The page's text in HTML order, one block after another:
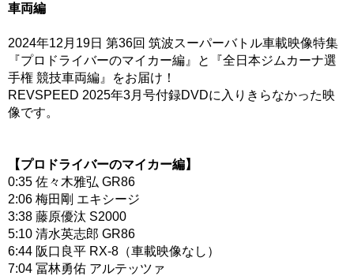
車両編
2024年12月19日 第36回 筑波スーパーバトル車載映像特集
『プロドライバーのマイカー編』と『全日本ジムカーナ選
手権 競技車両編』をお届け！
REVSPEED 2025年3月号付録DVDに入りきらなかった映
像です。
【プロドライバーのマイカー編】
0:35 佐々木雅弘 GR86
2:06 梅田剛 エキシージ
3:38 藤原優汰 S2000
5:10 清水英志郎 GR86
6:44 阪口良平 RX-8（車載映像なし）
7:04 冨林勇佑 アルテッツァ